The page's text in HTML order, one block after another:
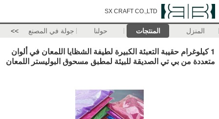
SX CRAFT CO.,LTD
المنزل المنتجات حولنا جولة في المصنع >>
1 كيلوغرام حقيبة التعبئة الكبيرة لطيفة الشظايا اللمعان في ألوان
متعددة من بي تي الصديقة للبيئة لمطبق مسحوق البوليستر اللمعان